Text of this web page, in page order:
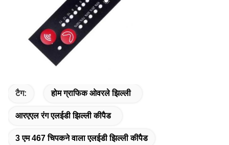
टैग: होम ग्राफिक ओवरले झिल्ली
आरएएल रंग एलईडी झिल्ली कीपैड
3 एम 467 चिपकने वाला एलईडी झिल्ली कीपैड